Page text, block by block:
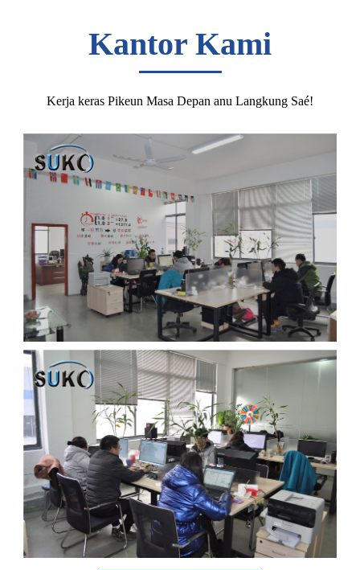
Kantor Kami
Kerja keras Pikeun Masa Depan anu Langkung Saé!